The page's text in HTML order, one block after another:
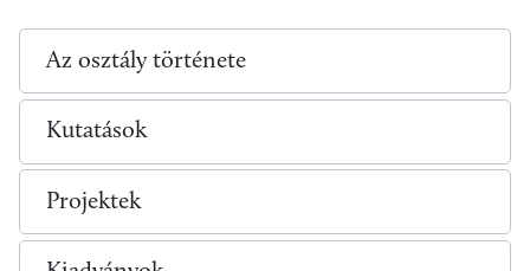
Az osztály története
Kutatások
Projektek